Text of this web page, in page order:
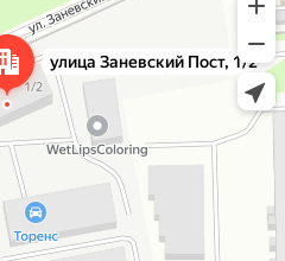
улица Заневский Пост, 1/2